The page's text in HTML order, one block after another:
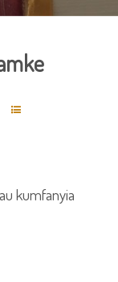
kumfanyia